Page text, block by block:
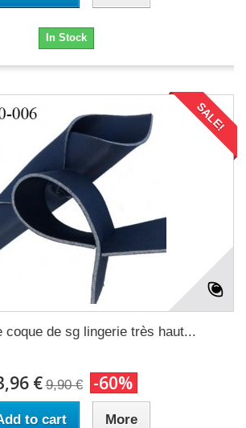
In Stock
SALE!
coque de sg lingerie très haut...
€ 9,90 € -60%
to cart More